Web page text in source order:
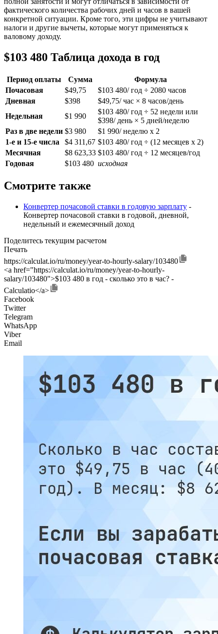
фактического количества рабочих дней и часов в вашей
конкретной ситуации. Кроме того, эти цифры не учитывают
налоги и другие вычеты, которые могут применяться к
валовому доходу.
$103 480 Таблица дохода в год
Период оплаты Сумма
Формула
Почасовая
$49,75
$103 480/ год ÷ 2080 часов
Дневная
$398
$49,75/ час × 8 часов/день
Недельная
$1 990
$103 480/ год ÷ 52 недели или
$398/ день × 5 дней/неделю
Раз в две недели $3 980
$1 990/ неделю x 2
1-е и 15-е числа
$4 311,67 $103 480/ год ÷ (12 месяцев x 2)
Месячная
$8 623,33 $103 480/ год ÷ 12 месяцев/год
Годовая
$103 480 исходная
Смотрите также
Конвертер почасовой ставки в годовую зарплату -
Конвертер почасовой ставки в годовой, дневной,
недельный и ежемесячный доход
Поделитесь текущим расчетом
Печать
https://calculat.io/ru/money/year-to-hourly-salary/103480
<a href="https://calculat.io/ru/money/year-to-hourly-
salary/103480">$103 480 в год - сколько это в час? -
Calculatio</a>
Facebook
Twitter
Telegram
WhatsApp
Viber
Email